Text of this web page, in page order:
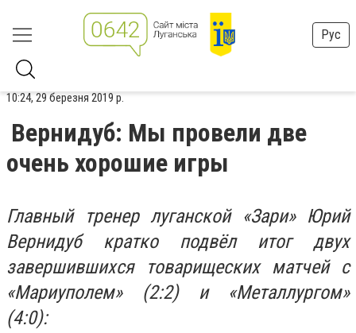
Рус
10:24, 29 березня 2019 р.
Вернидуб: Мы провели две
очень хорошие игры
Главный тренер луганской «Зари» Юрий
Вернидуб кратко подвёл итог двух
завершившихся товарищеских матчей с
«Мариуполем» (2:2) и «Металлургом»
(4:0):